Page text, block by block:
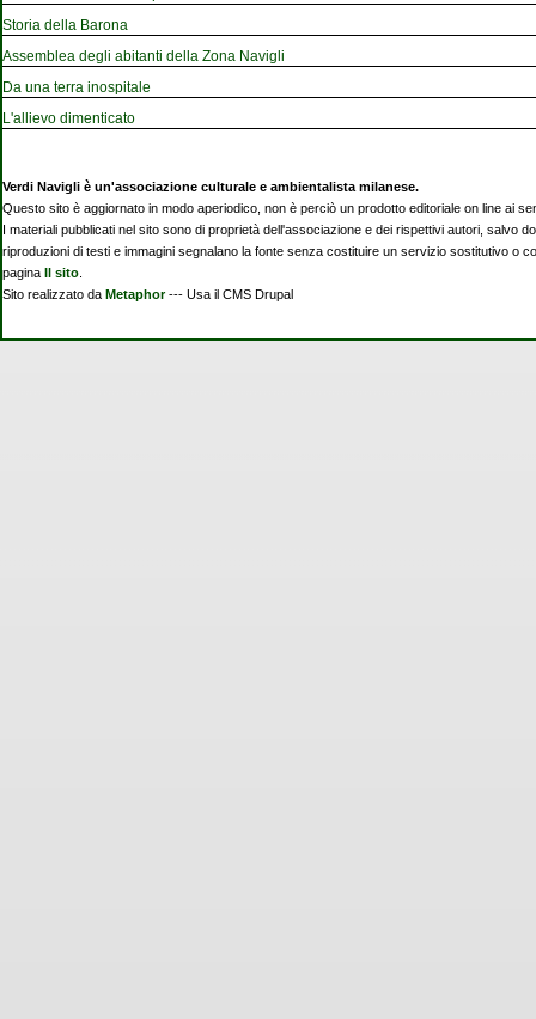
Storia della Barona
Assemblea degli abitanti della Zona Navigli
Da una terra inospitale
L'allievo dimenticato
Verdi Navigli è un'associazione culturale e ambientalista milanese.
Questo sito è aggiornato in modo aperiodico, non è perciò un prodotto editoriale on line ai
I materiali pubblicati nel sito sono di proprietà dell'associazione e dei rispettivi autori, salvo
riproduzioni di testi e immagini segnalano la fonte senza costituire un servizio sostitutivo o
pagina Il sito
Sito realizzato da Metaphor--- Usa il CMS Drupal